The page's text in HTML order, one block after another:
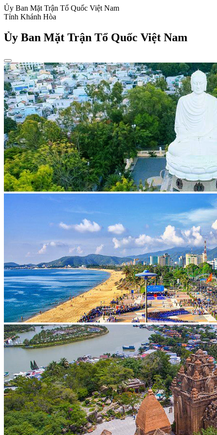
Ủy Ban Mặt Trận Tổ Quốc Việt Nam
Tỉnh Khánh Hòa
Ủy Ban Mặt Trận Tổ Quốc Việt Nam